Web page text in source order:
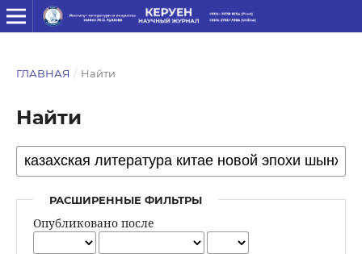
ГЛАВНАЯ / Найти
Найти
РАСШИРЕННЫЕ ФИЛЬТРЫ
Опубликовано после